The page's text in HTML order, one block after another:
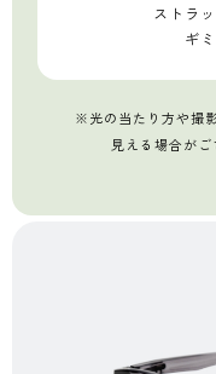
ストラ
ギ
※光の当たり方や撮
見える場合が